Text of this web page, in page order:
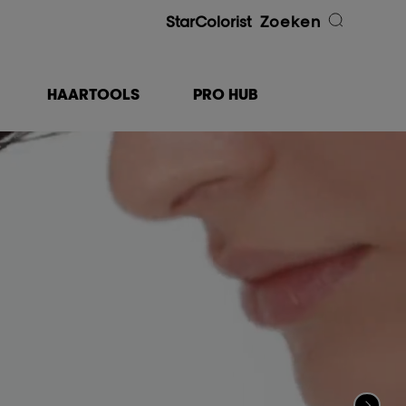
StarColorist Zoeken
HAARTOOLS PRO HUB